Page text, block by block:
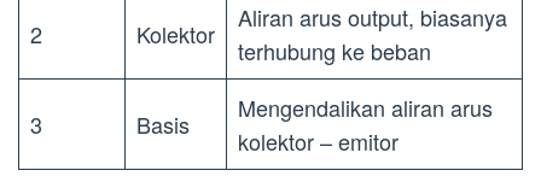
2 Kolektor
Aliran arus output, biasanya
terhubung ke beban
3 Basis
Mengendalikan aliran arus
kolektor – emitor